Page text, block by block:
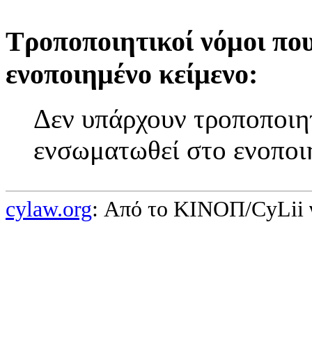
Τροποποιητικοί νόμοι
ενοποιημένο κείμενο:
Δεν υπάρχουν
ενσωματωθεί στο
cylaw.org: Από το ΚΙΝOΠ/CyLii